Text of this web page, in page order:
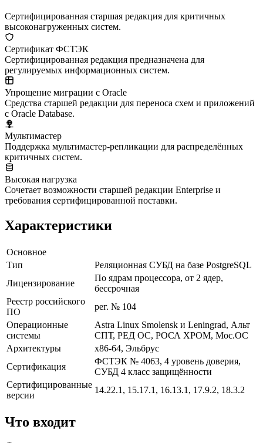
Сертифицированная старшая редакция для критичных
высоконагруженных систем.
Сертификат ФСТЭК
Сертифицированная редакция предназначена для
регулируемых информационных систем.
Упрощение миграции с Oracle
Средства старшей редакции для переноса схем и приложений
с Oracle Database.
Мультимастер
Поддержка мультимастер-репликации для распределённых
критичных систем.
Высокая нагрузка
Сочетает возможности старшей редакции Enterprise и
требования сертифицированной поставки.
Характеристики
Основное
Тип
Реляционная СУБД на базе PostgreSQL
Лицензирование
По ядрам процессора, от 2 ядер,
бессрочная
Реестр российского
ПО
рег. № 104
Операционные
системы
Astra Linux Smolensk и Leningrad, Альт
СПТ, РЕД ОС, РОСА ХРОМ, Мос.ОС
Архитектуры
x86-64, Эльбрус
Сертификация
ФСТЭК № 4063, 4 уровень доверия,
СУБД 4 класс защищённости
Сертифицированные
версии
14.22.1, 15.17.1, 16.13.1, 17.9.2, 18.3.2
Что входит